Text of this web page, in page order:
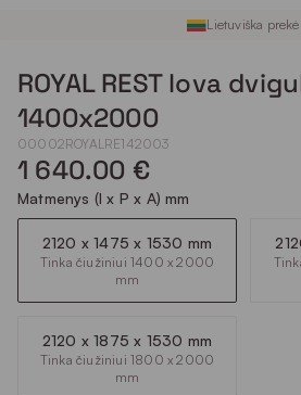
Lietuviška prekė
ROYAL REST lova
1400x2000
00002ROYALRE142003
1 640.00 €
Matmenys (I x P x A) mm
2120 x 1475 x 1530 mm
Tinka čiužiniui 1400 x 2000
mm
2120 x 1875 x 1530 mm
Tinka čiužiniui 1800 x 2000
mm